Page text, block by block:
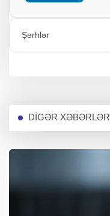
Şərhlər
DİGƏR XƏBƏRLƏR